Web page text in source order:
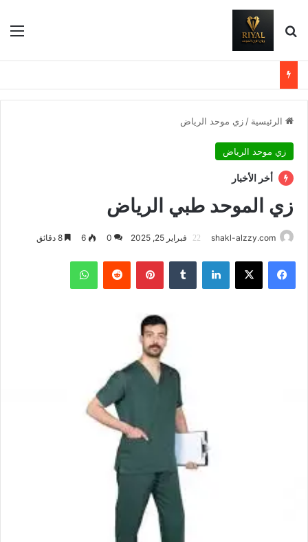
بحث عن
الرئيسية / زي موحد الرياض
زي موحد الرياض
أخر الأخبار
زي الموحد طبي الرياض
shakl-alzzy.com فبراير 25, 2025 0
6
فيسبوك X لينكدإن بينتيريست واتساب